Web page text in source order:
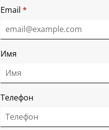
Email *
Имя
Телефон